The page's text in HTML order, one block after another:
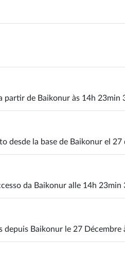
partir de Baikonur às 14h 23min
desde la base de Baikonur el 27
da Baikonur alle 14h 23min
depuis Baikonur le 27 Décembre